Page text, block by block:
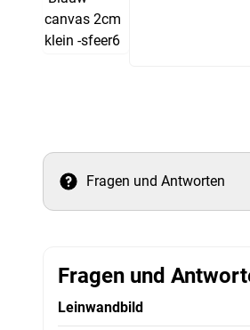
Fragen und Antworten
Fragen und
Leinwandbild